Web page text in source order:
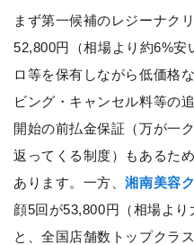
まず第一候補のレジーナク
52,800円（相場より約6%
ロ等を保有しながら低価格
ビング・キャンセル料等の
開始の前払金保証（万が一
返ってくる制度）もあるた
あります。一方、湘南美容
顔5回が53,800円（相場よ
と、全国店舗数トップクラ